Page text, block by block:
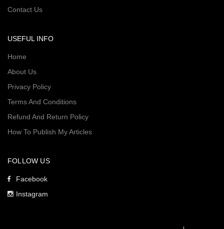
Contact Us
USEFUL INFO
Home
About Us
Privacy Policy
Terms And Conditions
Refund And Return Policy
How To Publish My Articles
FOLLOW US
Facebook
Instagram